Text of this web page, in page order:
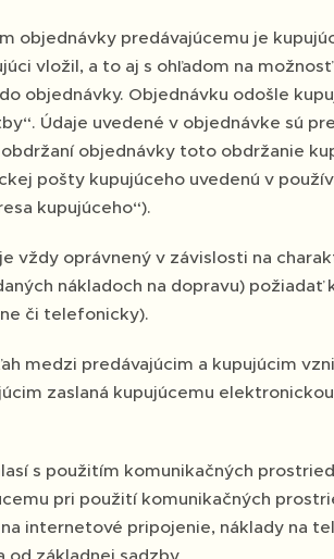
objednávky predávajúcemu je
vložil, a to aj s ohľadom na
objednávky. Objednávku odošle
Údaje uvedené v objednávke sú
objednávky toto obdržanie
pošty kupujúceho uvedenú v
kupujúceho“).
vždy oprávnený v závislosti na
nákladoch na dopravu)
či telefonicky).
medzi predávajúcim a kupujúcim
zaslaná kupujúcemu
s použitím komunikačných
pri použití komunikačných
internetové pripojenie, náklady na